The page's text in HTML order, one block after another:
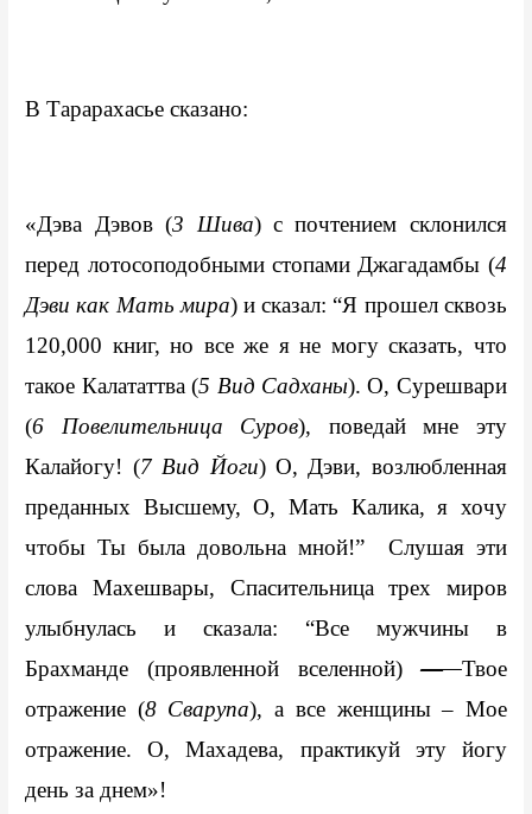
В Тарарахасье сказано:
«Дэва Дэвов (3 Шива) с почтением склонился
перед лотосоподобными стопами Джагадамбы (4
Дэви как Мать мира) и сказал: “Я прошел сквозь
120,000 книг, но все же я не могу сказать, что
такое Калататтва (5 Вид Садханы). О, Сурешвари
(6 Повелительница Суров), поведай мне эту
Калайогу! (7 Вид Йоги) О, Дэви, возлюбленная
преданных Высшему, О, Мать Калика, я хочу
чтобы Ты была довольна мной!”  Слушая эти
слова Махешвары, Спасительница трех миров
улыбнулась и сказала: “Все мужчины в
Брахманде (проявленной вселенной) — Твое
отражение (8 Сварупа), а все женщины – Мое
отражение. О, Махадева, практикуй эту йогу
день за днем»!